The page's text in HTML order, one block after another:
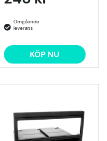
KÖP NU